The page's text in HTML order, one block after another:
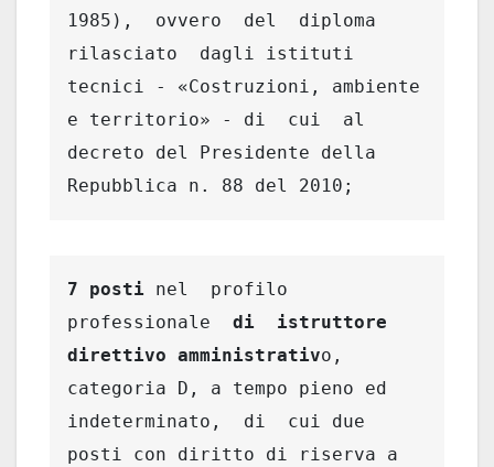
1985),  ovvero  del  diploma
rilasciato  dagli istituti
tecnici - «Costruzioni, ambiente
e territorio» - di  cui  al
decreto del Presidente della
Repubblica n. 88 del 2010;
7 posti nel  profilo
professionale di  istruttore
direttivo amministrativo,
categoria D, a tempo pieno ed
indeterminato,  di  cui due
posti con diritto di riserva a